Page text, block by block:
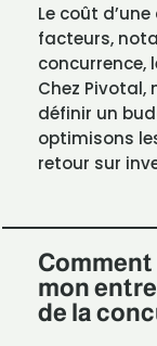
Le coût
facteurs,
concurrence,
Chez
définir un
optimisons
retour sur
Comment
mon
de la